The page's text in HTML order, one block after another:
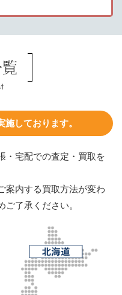
しております。
・宅配での査定・買取を
案内する買取方法が変わ
了承ください。